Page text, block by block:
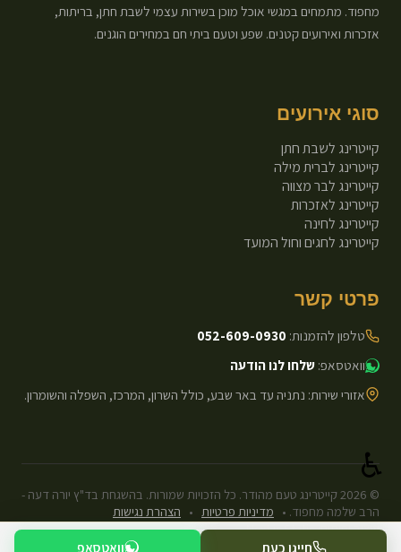
מחפוד. מתמחים במגשי אוכל מוכן בשירות עצמי לשבת חתן, בריתות,
אזכרות ואירועים קטנים. שפע וטעם ביתי חם במחירים הוגנים.
סוגי אירועים
קייטרינג לשבת חתן
קייטרינג לברית מילה
קייטרינג לבר מצווה
קייטרינג לאזכרות
קייטרינג לחינה
קייטרינג לחגים וחול המועד
פרטי קשר
טלפון להזמנות: 052-609-0930
וואטסאפ: שלחו לנו הודעה
אזורי שירות: נתניה עד באר שבע, כולל השרון, המרכז, השפלה והשומרון.
©
2026קייטרינג טעם מהודר. כל הזכויות שמורות. בהשגחת בד"ץ יורה דעה -
הרב שלמה מחפוד. • מדיניות פרטיות • הצהרת נגישות
עיצוב ופיתוח: Next.js Static.
חייגו כעת וואטסאפ
♿